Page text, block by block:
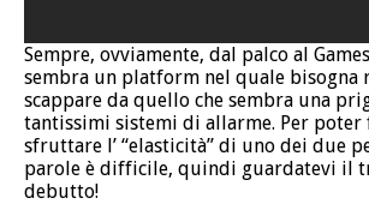
Sempre, ovviamente, dal palco al
sembra un platform nel quale bisogna
scappare da quello che sembra una
tantissimi sistemi di allarme. Per poter
sfruttare l’ “elasticità” di uno dei due
parole è difficile, quindi guardatevi il
debutto!